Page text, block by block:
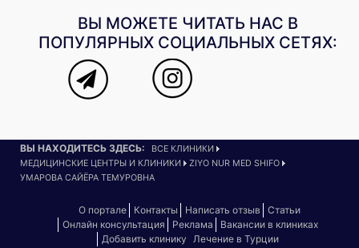
ВЫ МОЖЕТЕ ЧИТАТЬ НАС В
ПОПУЛЯРНЫХ СОЦИАЛЬНЫХ СЕТЯХ:
ВЫ НАХОДИТЕСЬ ЗДЕСЬ:
ВСЕ КЛИНИКИ
МЕДИЦИНСКИЕ ЦЕНТРЫ И КЛИНИКИ
ZIYO NUR MED SHIFO
УМАРОВА САЙЁРА ТЕМУРОВНА
О портале Контакты Написать отзыв
Статьи
Онлайн консультация
Реклама
Вакансии в клиниках
Добавить клинику
Лечение в Турции